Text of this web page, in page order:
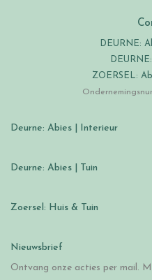
DEURNE:
ZOERSEL:
Deurne: Abies | Interieur
Deurne: Abies | Tuin
Zoersel: Huis & Tuin
Nieuwsbrief
Ontvang onze acties per mail.